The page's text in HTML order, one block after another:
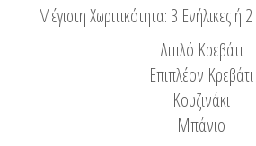
Μέγιστη Χωριτικότητα: 3 Ενήλικες ή
Διπλό Κρεβάτι
Επιπλέον Κρεβάτι
Κουζινάκι
Μπάνιο